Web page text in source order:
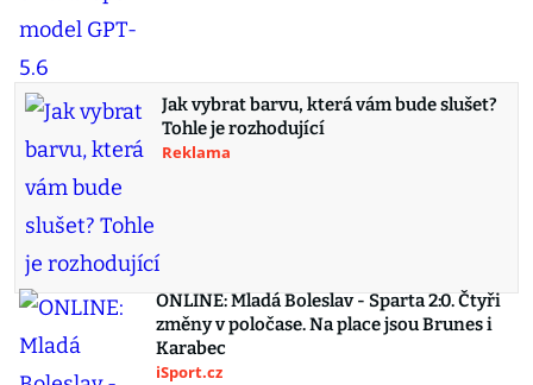
Jak vybrat barvu, která vám bude slušet?
Tohle je rozhodující
Reklama
ONLINE: Mladá Boleslav - Sparta 2:0. Čtyři
změny v poločase. Na place jsou Brunes i
Karabec
iSport.cz